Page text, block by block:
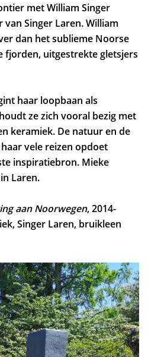
met William Singer
van Singer Laren. William
dan het sublieme Noorse
fjorden, uitgestrekte gletsjers
haar loopbaan als
ze zich vooral bezig met
keramiek. De natuur en de
vele reizen opdoet
inspiratiebron. Mieke
Laren.
aan Noorwegen, 2014-
Singer Laren, bruikleen